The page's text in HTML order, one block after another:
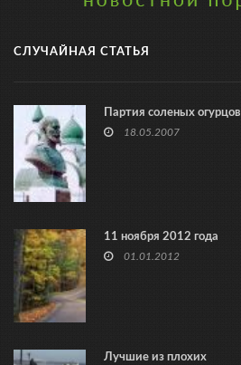
СЛУЧАЙНАЯ СТАТЬЯ
Партия соленых огурцов
18.05.2007
11 ноября 2012 года
01.01.2012
Лучшие из плохих